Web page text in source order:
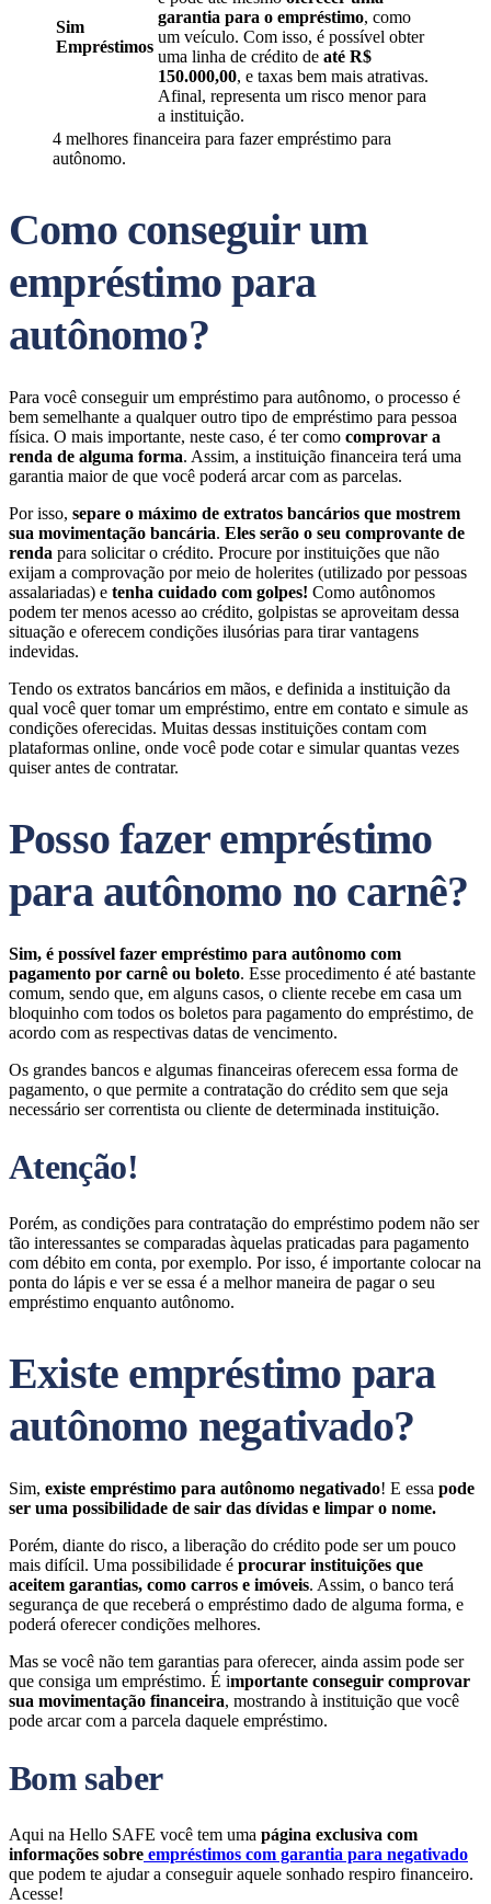
Sim
Empréstimos
garantia para o empréstimo, como
um veículo. Com isso, é possível obter
uma linha de crédito de até R$
150.000,00, e taxas bem mais atrativas.
Afinal, representa um risco menor para
a instituição.
4 melhores financeira para fazer empréstimo para
autônomo.
Como conseguir um
empréstimo para
autônomo?
Para você conseguir um empréstimo para autônomo, o processo é
bem semelhante a qualquer outro tipo de empréstimo para pessoa
física. O mais importante, neste caso, é ter como comprovar a
renda de alguma forma. Assim, a instituição financeira terá uma
garantia maior de que você poderá arcar com as parcelas.
Por isso, separe o máximo de extratos bancários que mostrem
sua movimentação bancária. Eles serão o seu comprovante de
renda para solicitar o crédito. Procure por instituições que não
exijam a comprovação por meio de holerites (utilizado por pessoas
assalariadas) e tenha cuidado com golpes! Como autônomos
podem ter menos acesso ao crédito, golpistas se aproveitam dessa
situação e oferecem condições ilusórias para tirar vantagens
indevidas.
Tendo os extratos bancários em mãos, e definida a instituição da
qual você quer tomar um empréstimo, entre em contato e simule as
condições oferecidas. Muitas dessas instituições contam com
plataformas online, onde você pode cotar e simular quantas vezes
quiser antes de contratar.
Posso fazer empréstimo
para autônomo no carnê?
Sim, é possível fazer empréstimo para autônomo com
pagamento por carnê ou boleto. Esse procedimento é até bastante
comum, sendo que, em alguns casos, o cliente recebe em casa um
bloquinho com todos os boletos para pagamento do empréstimo, de
acordo com as respectivas datas de vencimento.
Os grandes bancos e algumas financeiras oferecem essa forma de
pagamento, o que permite a contratação do crédito sem que seja
necessário ser correntista ou cliente de determinada instituição.
Atenção!
Porém, as condições para contratação do empréstimo podem não ser
tão interessantes se comparadas àquelas praticadas para pagamento
com débito em conta, por exemplo. Por isso, é importante colocar na
ponta do lápis e ver se essa é a melhor maneira de pagar o seu
empréstimo enquanto autônomo.
Existe empréstimo para
autônomo negativado?
Sim, existe empréstimo para autônomo negativado! E essa pode
ser uma possibilidade de sair das dívidas e limpar o nome.
Porém, diante do risco, a liberação do crédito pode ser um pouco
mais difícil. Uma possibilidade é procurar instituições que
aceitem garantias, como carros e imóveis. Assim, o banco terá
segurança de que receberá o empréstimo dado de alguma forma, e
poderá oferecer condições melhores.
Mas se você não tem garantias para oferecer, ainda assim pode ser
que consiga um empréstimo. É importante conseguir comprovar
sua movimentação financeira, mostrando à instituição que você
pode arcar com a parcela daquele empréstimo.
Bom saber
Aqui na Hello SAFE você tem uma página exclusiva com
informações sobre empréstimos com garantia para negativado
que podem te ajudar a conseguir aquele sonhado respiro financeiro.
Acesse!